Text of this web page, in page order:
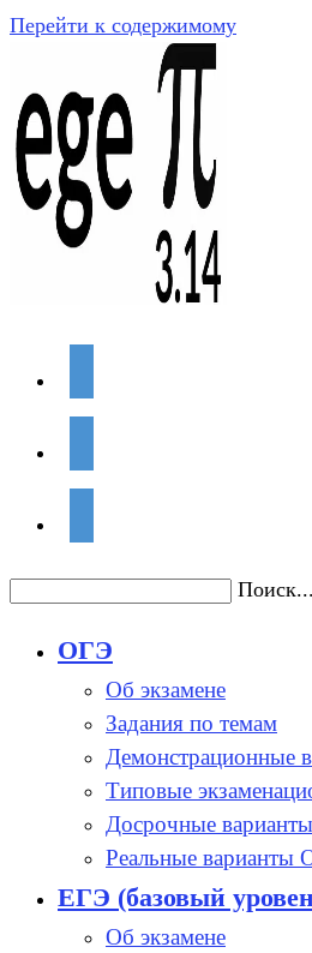
Перейти к содержимому
Поиск...
ОГЭ
Об экзамене
Задания по темам
Демонстрационные
Типовые
Досрочные
Реальные варианты
ЕГЭ (базовый
Об экзамене